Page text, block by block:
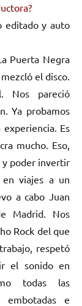
editado y auto
Puerta Negra
el disco.
Nos pareció
Ya probamos
Es
mucho. Eso,
y poder invertir
viajes a un
a cabo Juan
Madrid. Nos
Rock del que
respetó
el sonido en
todas las
embotadas e